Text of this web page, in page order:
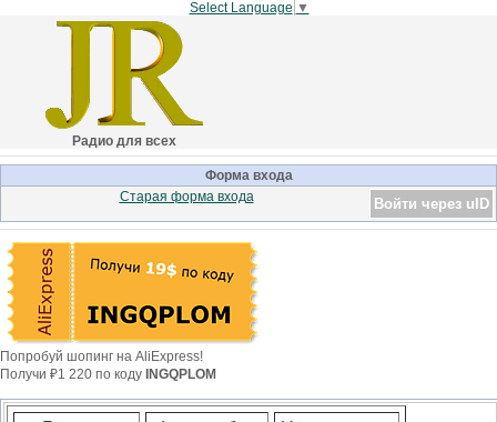
Select Language ▼
Радио для всех
Форма входа
Войти через uID
Старая форма входа
Попробуй шопинг на AliExpress!
Получи ₽1 220 по коду INGQPLOM